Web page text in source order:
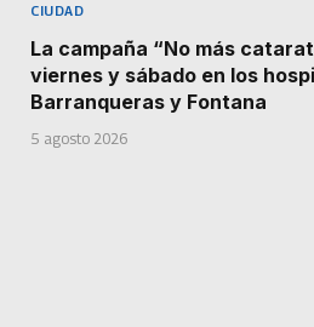
CIUDAD
La campaña “No más
viernes y sábado en los
Barranqueras y Fontana
5 agosto 2026